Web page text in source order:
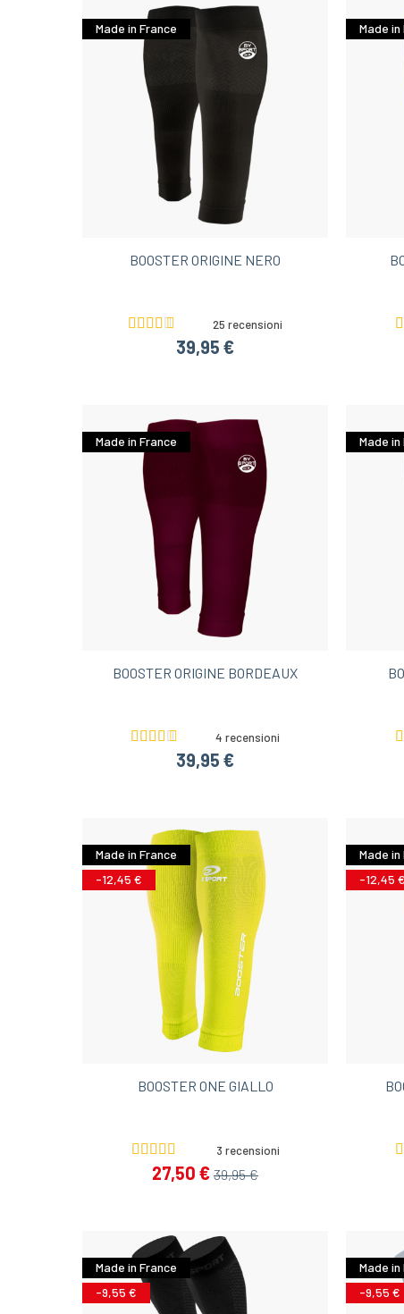
Made in France
BOOSTER ORIGINE NERO
25 recensioni
39,95 €
Made in
Made in France
BOOSTER ORIGINE BORDEAUX
4 recensioni
39,95 €
Made in
Made in France
-12,45 €
BOOSTER ONE GIALLO
3 recensioni
27,50 € 39,95 €
Made in
-12,45 €
Made in France
-9,55 €
Made in
-9,55 €